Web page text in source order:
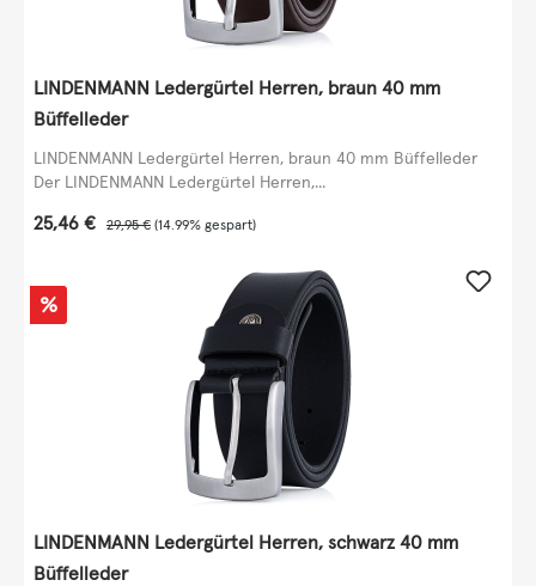
LINDENMANN Ledergürtel Herren, braun 40 mm
Büffelleder
LINDENMANN Ledergürtel Herren, braun 40 mm Büffelleder
Der LINDENMANN Ledergürtel Herren,...
Verkaufspreis:
25,46 € Regulärer Preis:
29,95 € (14.99% gespart)
Rabatt
%
LINDENMANN Ledergürtel Herren, schwarz 40 mm
Büffelleder